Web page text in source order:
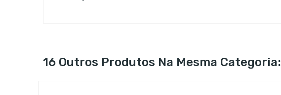
16 Outros Produtos Na Mesma Categoria: